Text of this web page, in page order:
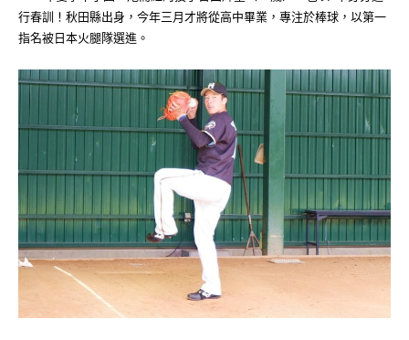
行春訓！秋田縣出身，今年三月才將從高中畢業，專注於棒球，以第一
指名被日本火腿隊選進。